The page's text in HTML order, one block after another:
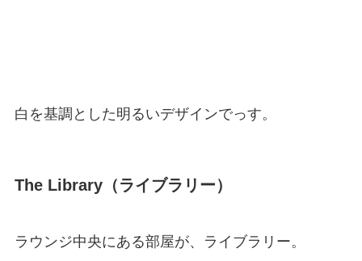
白を基調とした明るいデザインでっす。
The Library（ライブラリー）
ラウンジ中央にある部屋が、ライブラリー。